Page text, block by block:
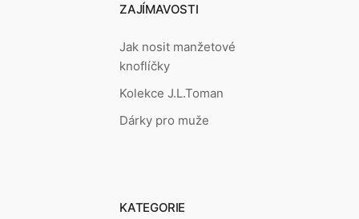
ZAJÍMAVOSTI
Jak nosit manžetové
knoflíčky
Kolekce J.L.Toman
Dárky pro muže
KATEGORIE